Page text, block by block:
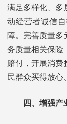
满足多样化、多
动经营者诚信
障。完善质量多
务质量相关保险
赔付，开展消费
民群众买得放心
四、增强产